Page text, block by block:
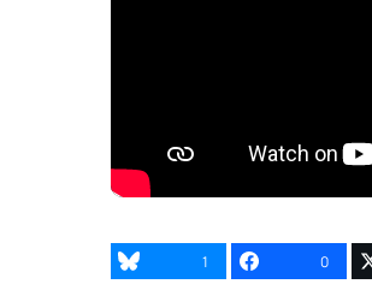
1 0